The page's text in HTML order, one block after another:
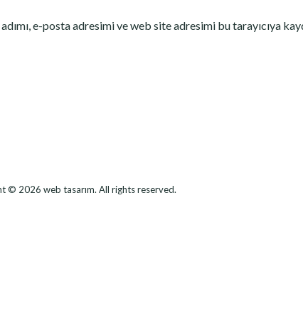
e-posta adresimi ve web site adresimi bu tarayıcıya
© 2026 web tasarım. All rights reserved.